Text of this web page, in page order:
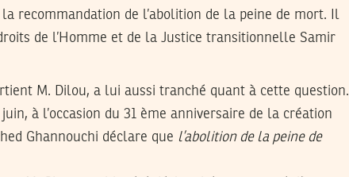
recommandation de l’abolition de la peine de mort. Il
de l’Homme et de la Justice transitionnelle Samir
M. Dilou, a lui aussi tranché quant à cette question.
à l’occasion du 31 ème anniversaire de la création
Ghannouchi déclare que l’abolition de la peine de